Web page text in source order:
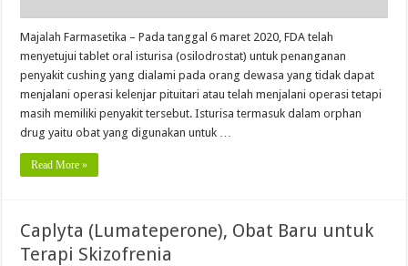
Majalah Farmasetika – Pada tanggal 6 maret 2020, FDA telah
menyetujui tablet oral isturisa (osilodrostat) untuk penanganan
penyakit cushing yang dialami pada orang dewasa yang tidak dapat
menjalani operasi kelenjar pituitari atau telah menjalani operasi tetapi
masih memiliki penyakit tersebut. Isturisa termasuk dalam orphan
drug yaitu obat yang digunakan untuk …
Read More »
Caplyta (Lumateperone), Obat Baru untuk
Terapi Skizofrenia